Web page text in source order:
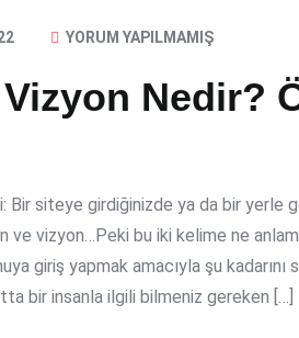
YORUM YAPILMAMIŞ
Nedir?
Bir siteye girdiğinizde ya da bir yerle
ve vizyon…Peki bu iki kelime ne
giriş yapmak amacıyla şu
bir insanla ilgili bilmeniz gereken […]